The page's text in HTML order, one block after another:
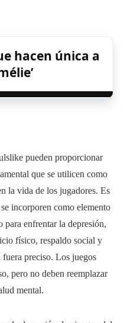
hacen única a
pueden proporcionar
que se utilicen como
la vida de los jugadores. Es
incorporen como elemento
para enfrentar la depresión,
físico, respaldo social y
fuera preciso. Los juegos
pero no deben reemplazar
mental.